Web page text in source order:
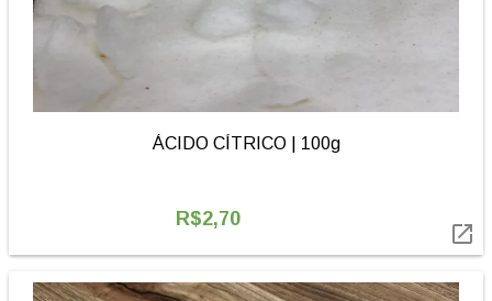
ÁCIDO CÍTRICO | 100g
R$2,70
